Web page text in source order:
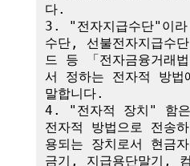
다.
3. "전자지급수단"이라
수단, 선불전자지급수
드 등 「전자금융거래
서 정하는 전자적 방법
말합니다.
4. "전자적 장치" 함은
전자적 방법으로 전송
용되는 장치로서 현금
금기, 지급용단말기,